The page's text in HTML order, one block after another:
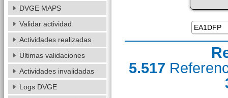
5.517
DVGE MAPS
Validar actividad
Actividades realizadas
Ultimas validaciones
Actividades invalidadas
Logs DVGE